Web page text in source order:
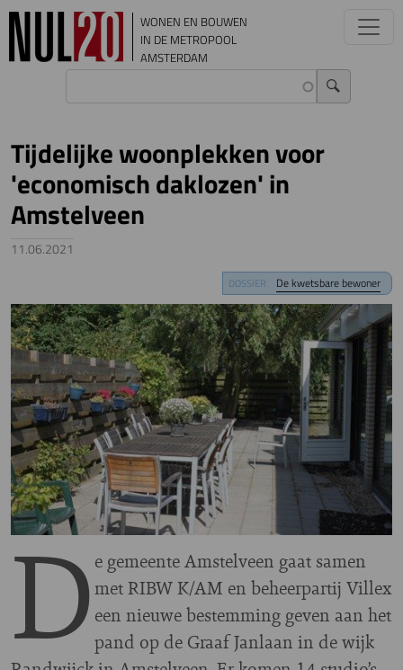
Overslaan en naar de inhoud gaan
WONEN EN BOUWEN
IN DE METROPOOL
AMSTERDAM
Tijdelijke woonplekken voor
'economisch daklozen' in
Amstelveen
11.06.2021
DOSSIER De kwetsbare bewoner
D e gemeente Amstelveen gaat samen
met RIBW K/AM en beheerpartij Villex
een nieuwe bestemming geven aan het
pand op de Graaf Janlaan in de wijk